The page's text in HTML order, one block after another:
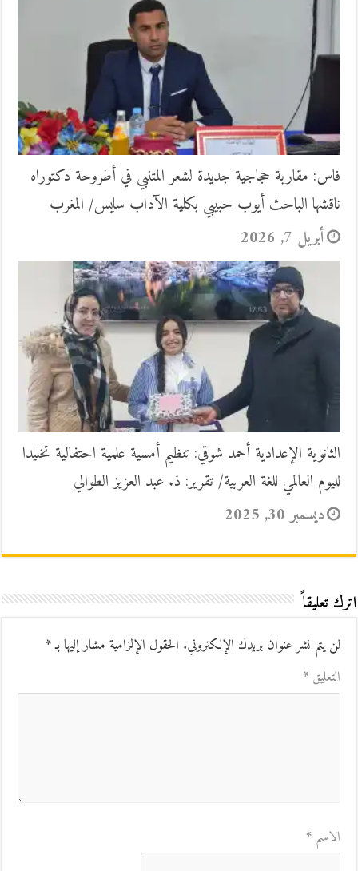
فاس: مقاربة حجاجية جديدة لشعر المتنبي في أطروحة دكتوراه
ناقشها الباحث أيوب حبيبي بكلية الآداب سايس/ المغرب
أبريل 7, 2026
الثانوية الإعدادية أحمد شوقي: تنظيم أمسية علمية احتفالية تخليدا
لليوم العالمي للغة العربية/ تقرير: ذ. عبد العزيز الطوالي
ديسمبر 30, 2025
اترك تعليقاً
لن يتم نشر عنوان بريدك الإلكتروني. الحقول الإلزامية مشار إليها بـ*
التعليق*
الاسم*